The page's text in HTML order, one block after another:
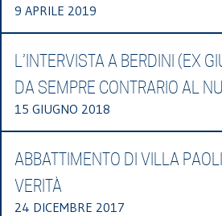
9 APRILE 2019
L’INTERVISTA A BERDINI (EX
DA SEMPRE CONTRARIO AL
15 GIUGNO 2018
ABBATTIMENTO DI VILLA
VERITÀ
24 DICEMBRE 2017